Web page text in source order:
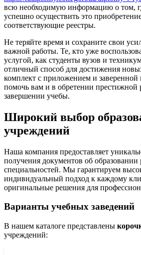
всю необходимую информацию о том,
успешно осуществить это
соответствующие реестры.
Не теряйте время и сохраните свои
важной работы. Те, кто уже
услугой, как студенты вузов и
отличный способ для достижения
комплект с приложением и заверенной
помочь вам и в обретении
завершении учебы.
Широкий выбор
учреждений
Наша компания предоставляет
получения документов об
специальностей. Мы гарантируем
индивидуальный подход к каждому
оригинальные решения для
Варианты учебных заведений
В нашем каталоге представлены
учреждений: